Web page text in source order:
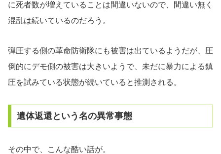
に死者数が増えていることは間違いないので、間違い無く
混乱は続いているのだろう。
弾圧する側の革命防衛隊にも被害は出ているようだが、圧
倒的にデモ側の被害は大きいようで、未だに暴力による鎮
圧を試みている状態が続いていると推測される。
遺体返還という名の異常事態
その中で、こんな酷い話が。